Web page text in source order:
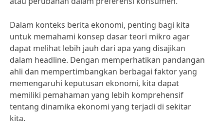
Dalam konteks berita ekonomi, penting bagi kita
untuk memahami konsep dasar teori mikro agar
dapat melihat lebih jauh dari apa yang disajikan
dalam headline. Dengan memperhatikan pandangan
ahli dan mempertimbangkan berbagai faktor yang
memengaruhi keputusan ekonomi, kita dapat
memiliki pemahaman yang lebih komprehensif
tentang dinamika ekonomi yang terjadi di sekitar
kita.